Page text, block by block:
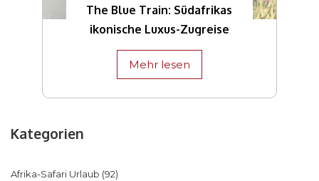
The Blue Train: Südafrikas
ikonische Luxus-Zugreise
Mehr lesen
Kategorien
Afrika-Safari Urlaub (92)